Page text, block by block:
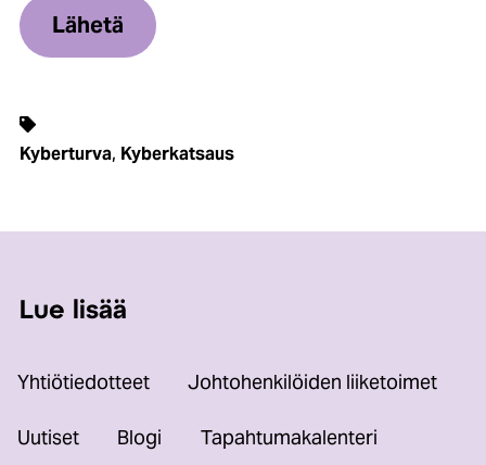
Kyberturva, Kyberkatsaus
Lue lisää
Yhtiötiedotteet Johtohenkilöiden liiketoimet
Uutiset Blogi Tapahtumakalenteri